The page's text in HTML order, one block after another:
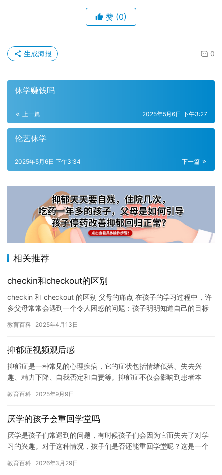
赞 (0)
0
生成海报
休学赚钱吗
上一篇 2025年5月6日 下午3:27
伦艺休学
下一篇
2025年5月6日 下午3:34
相关推荐
checkin和checkout的区别
checkin 和 checkout 的区别 父母的痛点 在孩子的学习过程中，许
多父母常常会遇到一个令人困惑的问题：孩子明明知道自己的目标
教育百科 2025年4月13日
抑郁症视频观后感
抑郁症是一种常见的心理疾病，它的症状包括情绪低落、失去兴
趣、精力下降、自我否定和自责等。抑郁症不仅会影响到患者本
了一部关…
教育百科 2025年9月9日
厌学的孩子会重回学堂吗
厌学是孩子们常遇到的问题，有时候孩子们会因为它而失去了对学
习的兴趣。对于这种情况，孩子们是否还能重回学堂呢？这是一个
帮助…
教育百科 2026年3月29日